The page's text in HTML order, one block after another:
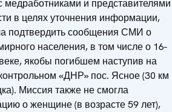
и представителями
в целях уточнения информации,
подтвердить сообщения СМИ о
населения, в том числе о 16-
якобы погибшем наступив на
«ДНР» пос. Ясное (30 км
Миссия также не смогла
о женщине (в возрасте 59 лет),